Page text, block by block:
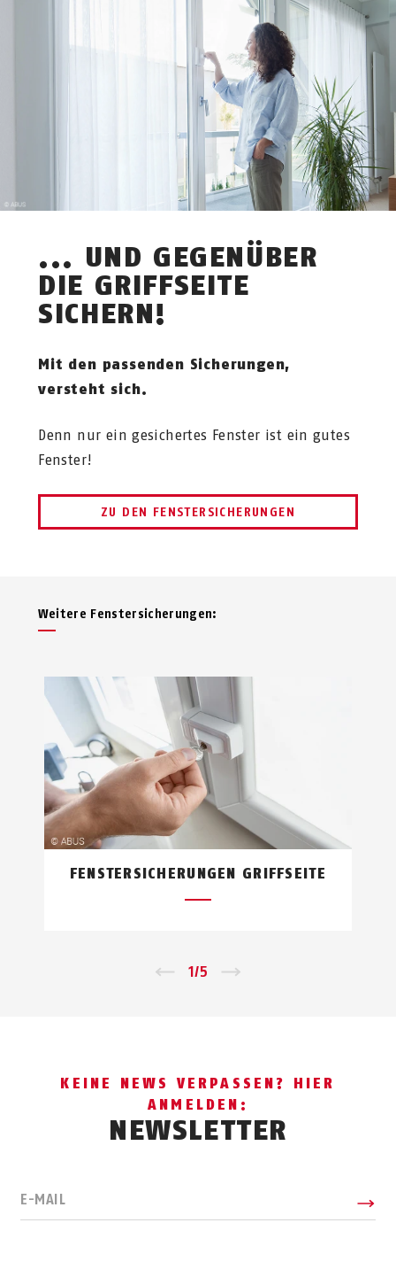
... UND GEGENÜBER
DIE GRIFFSEITE
SICHERN!
Mit den passenden Sicherungen,
versteht sich.
Denn nur ein gesichertes Fenster ist ein gutes
Fenster!
ZU DEN FENSTERSICHERUNGEN
Weitere Fenstersicherungen:
FENSTERSICHERUNGEN GRIFFSEITE
1/5
KEINE NEWS VERPASSEN? HIER
ANMELDEN:
NEWSLETTER
E-MAIL